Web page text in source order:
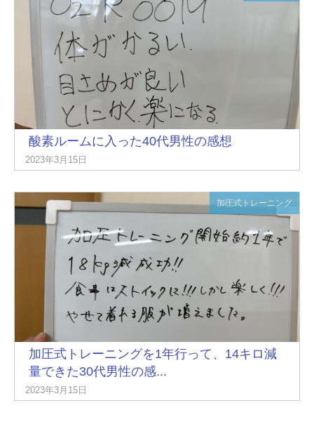
酸素ルームに入った40代男性の感想
2023年3月15日
加圧式トレーニング
加圧式トレーニングを1年行って、14キロ減
量できた30代男性の感...
2023年3月15日